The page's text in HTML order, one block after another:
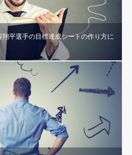
平選手の目標達成シートの作り方に